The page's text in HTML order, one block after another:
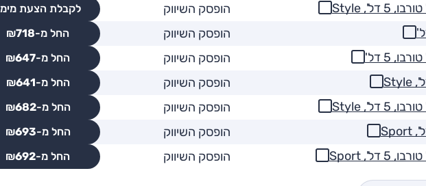
הופסק השיווק לקבלת הצעת
הופסק השיווק החל מ-₪718
הופסק השיווק החל מ-₪647
הופסק השיווק החל מ-₪641
הופסק השיווק החל מ-₪682
הופסק השיווק החל מ-₪693
הופסק השיווק החל מ-₪692